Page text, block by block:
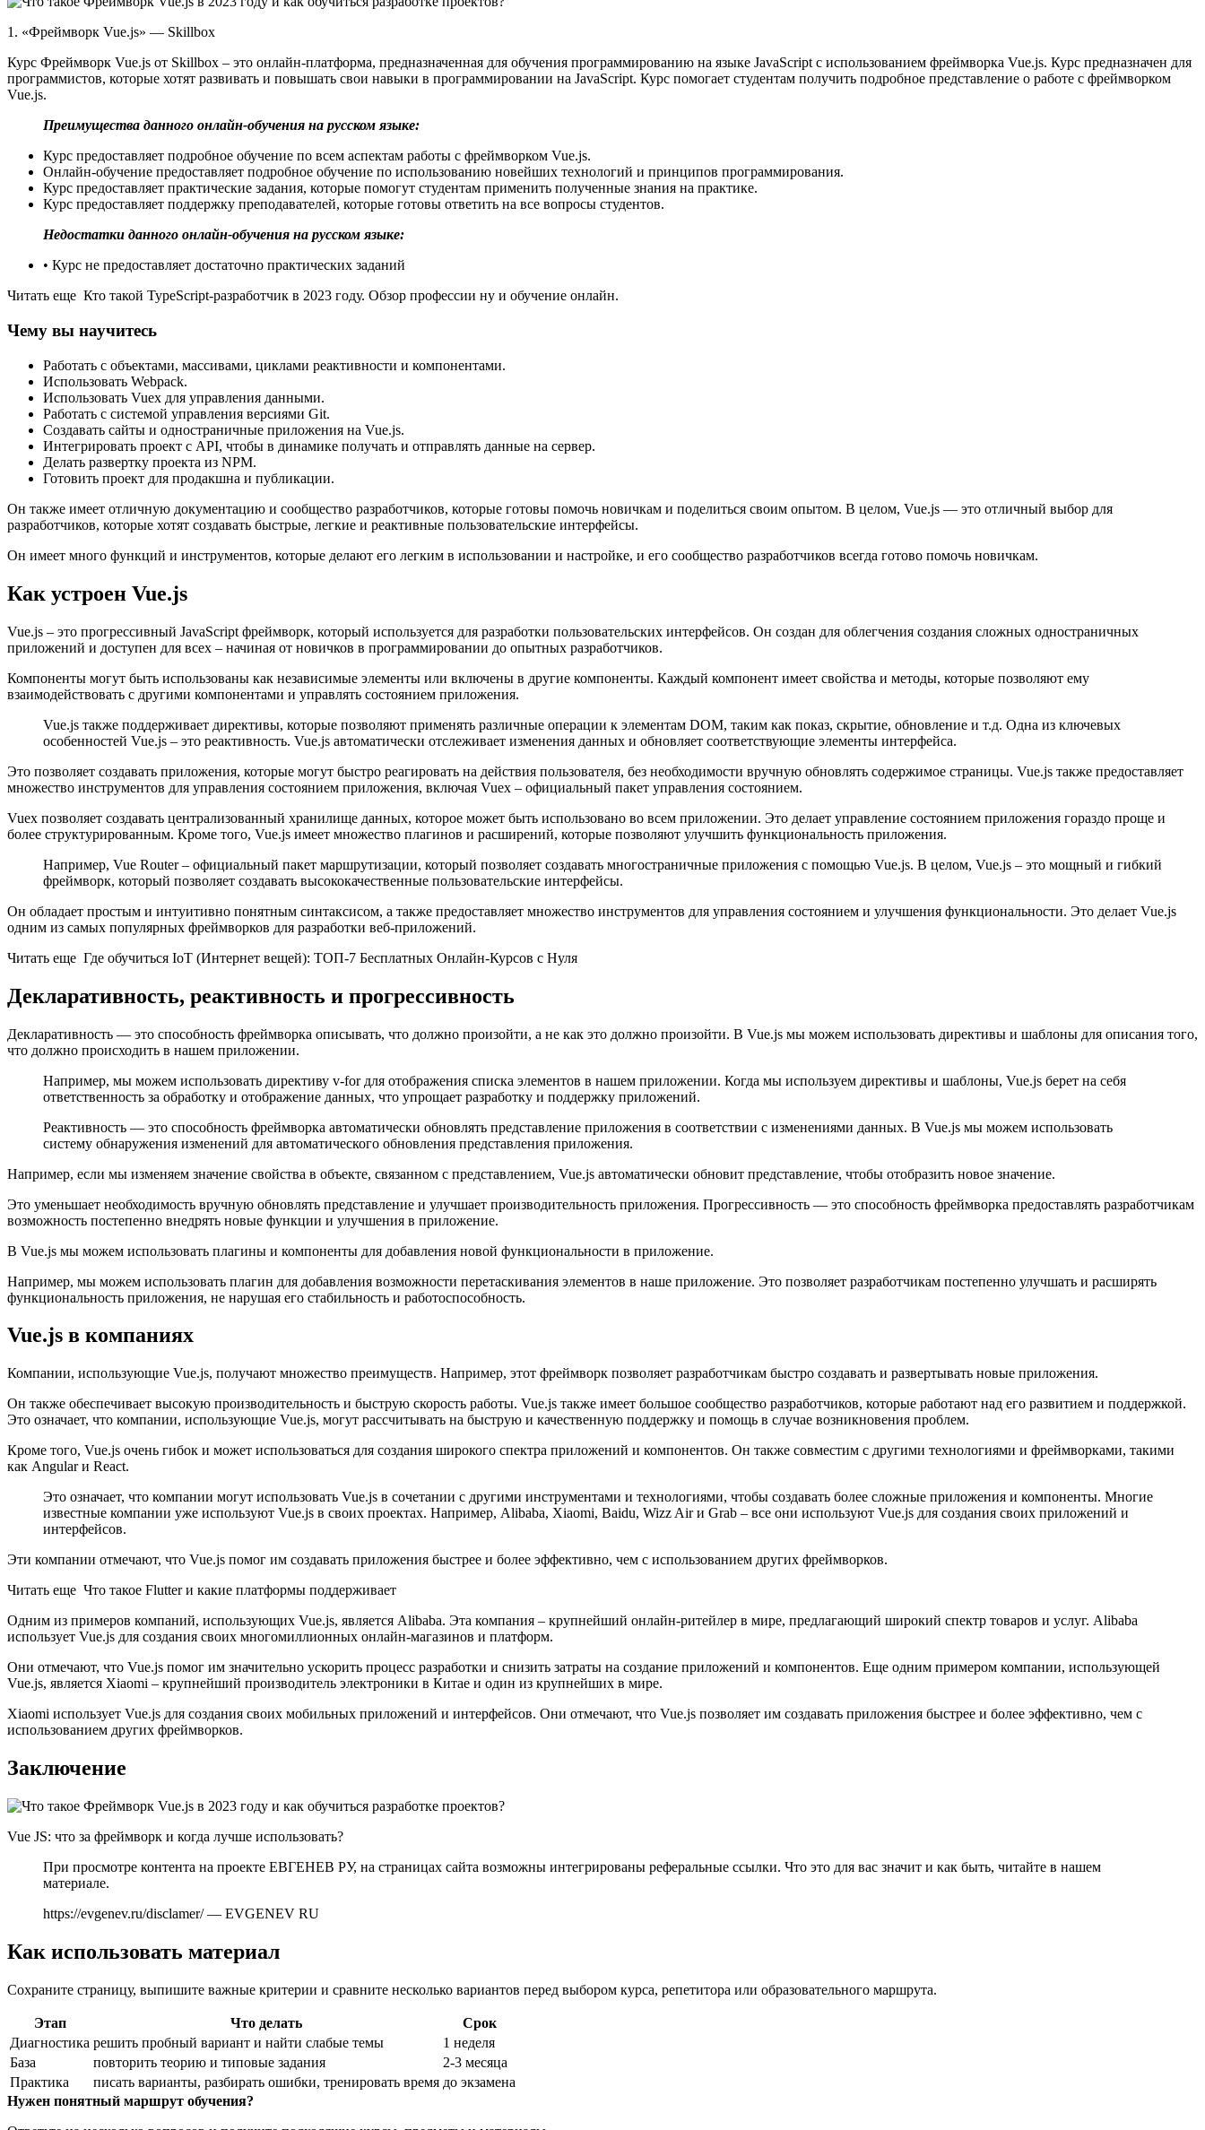
1. «Фреймворк Vue.js» — Skillbox
Курс Фреймворк Vue.js от Skillbox – это онлайн-платформа, предназначенная для обучения программированию на языке JavaScript с использованием фреймворка Vue.js. Курс предназначен для
программистов, которые хотят развивать и повышать свои навыки в программировании на JavaScript. Курс помогает студентам получить подробное представление о работе с фреймворком
Vue.js.
Преимущества данного онлайн-обучения на русском языке:
Курс предоставляет подробное обучение по всем аспектам работы с фреймворком Vue.js.
Онлайн-обучение предоставляет подробное обучение по использованию новейших технологий и принципов программирования.
Курс предоставляет практические задания, которые помогут студентам применить полученные знания на практике.
Курс предоставляет поддержку преподавателей, которые готовы ответить на все вопросы студентов.
Недостатки данного онлайн-обучения на русском языке:
• Курс не предоставляет достаточно практических заданий
Читать еще Кто такой TypeScript-разработчик в 2023 году. Обзор профессии ну и обучение онлайн.
Чему вы научитесь
Работать с объектами, массивами, циклами реактивности и компонентами.
Использовать Webpack.
Использовать Vuex для управления данными.
Работать с системой управления версиями Git.
Создавать сайты и одностраничные приложения на Vue.js.
Интегрировать проект с API, чтобы в динамике получать и отправлять данные на сервер.
Делать развертку проекта из NPM.
Готовить проект для продакшна и публикации.
Он также имеет отличную документацию и сообщество разработчиков, которые готовы помочь новичкам и поделиться своим опытом. В целом, Vue.js — это отличный выбор для
разработчиков, которые хотят создавать быстрые, легкие и реактивные пользовательские интерфейсы.
Он имеет много функций и инструментов, которые делают его легким в использовании и настройке, и его сообщество разработчиков всегда готово помочь новичкам.
Как устроен Vue.js
Vue.js – это прогрессивный JavaScript фреймворк, который используется для разработки пользовательских интерфейсов. Он создан для облегчения создания сложных одностраничных
приложений и доступен для всех – начиная от новичков в программировании до опытных разработчиков.
Компоненты могут быть использованы как независимые элементы или включены в другие компоненты. Каждый компонент имеет свойства и методы, которые позволяют ему
взаимодействовать с другими компонентами и управлять состоянием приложения.
Vue.js также поддерживает директивы, которые позволяют применять различные операции к элементам DOM, таким как показ, скрытие, обновление и т.д. Одна из ключевых
особенностей Vue.js – это реактивность. Vue.js автоматически отслеживает изменения данных и обновляет соответствующие элементы интерфейса.
Это позволяет создавать приложения, которые могут быстро реагировать на действия пользователя, без необходимости вручную обновлять содержимое страницы. Vue.js также предоставляет
множество инструментов для управления состоянием приложения, включая Vuex – официальный пакет управления состоянием.
Vuex позволяет создавать централизованный хранилище данных, которое может быть использовано во всем приложении. Это делает управление состоянием приложения гораздо проще и
более структурированным. Кроме того, Vue.js имеет множество плагинов и расширений, которые позволяют улучшить функциональность приложения.
Например, Vue Router – официальный пакет маршрутизации, который позволяет создавать многостраничные приложения с помощью Vue.js. В целом, Vue.js – это мощный и гибкий
фреймворк, который позволяет создавать высококачественные пользовательские интерфейсы.
Он обладает простым и интуитивно понятным синтаксисом, а также предоставляет множество инструментов для управления состоянием и улучшения функциональности. Это делает Vue.js
одним из самых популярных фреймворков для разработки веб-приложений.
Читать еще Где обучиться IoT (Интернет вещей): ТОП-7 Бесплатных Онлайн-Курсов с Нуля
Декларативность, реактивность и прогрессивность
Декларативность — это способность фреймворка описывать, что должно произойти, а не как это должно произойти. В Vue.js мы можем использовать директивы и шаблоны для описания того,
что должно происходить в нашем приложении.
Например, мы можем использовать директиву v-for для отображения списка элементов в нашем приложении. Когда мы используем директивы и шаблоны, Vue.js берет на себя
ответственность за обработку и отображение данных, что упрощает разработку и поддержку приложений.
Реактивность — это способность фреймворка автоматически обновлять представление приложения в соответствии с изменениями данных. В Vue.js мы можем использовать
систему обнаружения изменений для автоматического обновления представления приложения.
Например, если мы изменяем значение свойства в объекте, связанном с представлением, Vue.js автоматически обновит представление, чтобы отобразить новое значение.
Это уменьшает необходимость вручную обновлять представление и улучшает производительность приложения. Прогрессивность — это способность фреймворка предоставлять разработчикам
возможность постепенно внедрять новые функции и улучшения в приложение.
В Vue.js мы можем использовать плагины и компоненты для добавления новой функциональности в приложение.
Например, мы можем использовать плагин для добавления возможности перетаскивания элементов в наше приложение. Это позволяет разработчикам постепенно улучшать и расширять
функциональность приложения, не нарушая его стабильность и работоспособность.
Vue.js в компаниях
Компании, использующие Vue.js, получают множество преимуществ. Например, этот фреймворк позволяет разработчикам быстро создавать и развертывать новые приложения.
Он также обеспечивает высокую производительность и быструю скорость работы. Vue.js также имеет большое сообщество разработчиков, которые работают над его развитием и поддержкой.
Это означает, что компании, использующие Vue.js, могут рассчитывать на быструю и качественную поддержку и помощь в случае возникновения проблем.
Кроме того, Vue.js очень гибок и может использоваться для создания широкого спектра приложений и компонентов. Он также совместим с другими технологиями и фреймворками, такими
как Angular и React.
Это означает, что компании могут использовать Vue.js в сочетании с другими инструментами и технологиями, чтобы создавать более сложные приложения и компоненты. Многие
известные компании уже используют Vue.js в своих проектах. Например, Alibaba, Xiaomi, Baidu, Wizz Air и Grab – все они используют Vue.js для создания своих приложений и
интерфейсов.
Эти компании отмечают, что Vue.js помог им создавать приложения быстрее и более эффективно, чем с использованием других фреймворков.
Читать еще Что такое Flutter и какие платформы поддерживает
Одним из примеров компаний, использующих Vue.js, является Alibaba. Эта компания – крупнейший онлайн-ритейлер в мире, предлагающий широкий спектр товаров и услуг. Alibaba
использует Vue.js для создания своих многомиллионных онлайн-магазинов и платформ.
Они отмечают, что Vue.js помог им значительно ускорить процесс разработки и снизить затраты на создание приложений и компонентов. Еще одним примером компании, использующей
Vue.js, является Xiaomi – крупнейший производитель электроники в Китае и один из крупнейших в мире.
Xiaomi использует Vue.js для создания своих мобильных приложений и интерфейсов. Они отмечают, что Vue.js позволяет им создавать приложения быстрее и более эффективно, чем с
использованием других фреймворков.
Заключение
Vue JS: что за фреймворк и когда лучше использовать?
При просмотре контента на проекте ЕВГЕНЕВ РУ, на страницах сайта возможны интегрированы реферальные ссылки. Что это для вас значит и как быть, читайте в нашем
материале.
https://evgenev.ru/disclamer/ — EVGENEV RU
Как использовать материал
Сохраните страницу, выпишите важные критерии и сравните несколько вариантов перед выбором курса, репетитора или образовательного маршрута.
Этап Что делать
Срок
Диагностика решить пробный вариант и найти слабые темы
1 неделя
База
повторить теорию и типовые задания
2-3 месяца
Практика
писать варианты, разбирать ошибки, тренировать время до экзамена
Нужен понятный маршрут обучения?